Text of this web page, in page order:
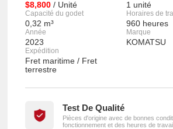
$8,800 / Unité 1 unité
Capacité du godet
0,32 m³
Horaires de
960 heures
Année
2023
Marque
KOMATSU
Expédition
Fret maritime / Fret
terrestre
Test De Qualité
Pièces d'origine avec de bonnes
fonctionnement et des heures de